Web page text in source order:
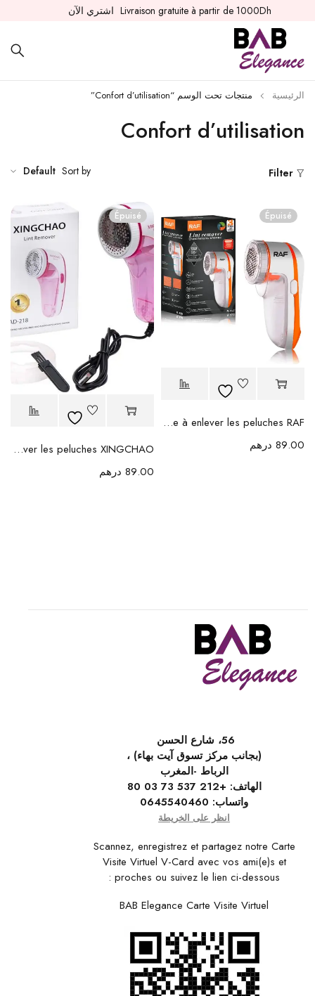
Livraison gratuite à partir de 1000Dh اشتري الآن
Confort d’utilisation
الرئيسية منتجات تحت الوسم “Confort d’utilisation”
Filter
Sort by
Default
Épuisé
Machine à enlever les peluches RAF
89.00 درهم
Épuisé
Machine à enlever les peluches XINGCHAO
89.00 درهم
56، شارع الحسن
(بجانب مركز تسوق آيت بهاء) ،
الرباط -المغرب
الهاتف: +212 537 73 03 80
واتساب: 0645540460
انظر على الخريطة
Scannez, enregistrez et partagez notre Carte
Visite Virtuel V-Card avec vos ami(e)s et
proches ou suivez le lien ci-dessous :
BAB Elegance Carte Visite Virtuel